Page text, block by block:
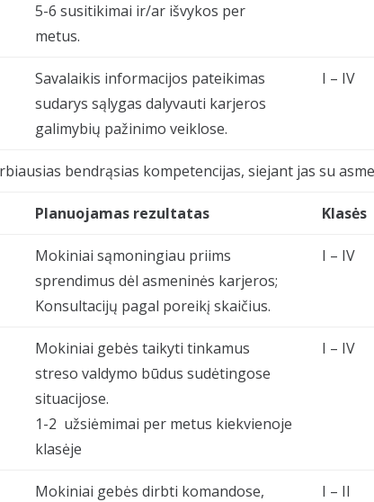
5-6 susitikimai ir/ar išvykos per
metus.
Savalaikis informacijos pateikimas
sudarys sąlygas dalyvauti karjeros
galimybių pažinimo veiklose.
I – IV
bendrąsias kompetencijas, siejant jas su
Planuojamas rezultatas Klasės
Mokiniai sąmoningiau priims
sprendimus dėl asmeninės karjeros;
Konsultacijų pagal poreikį skaičius.
I – IV
Mokiniai gebės taikyti tinkamus
streso valdymo būdus sudėtingose
situacijose.
1-2 užsiėmimai per metus kiekvienoje
klasėje
I – IV
Mokiniai gebės dirbti komandose,
I – II